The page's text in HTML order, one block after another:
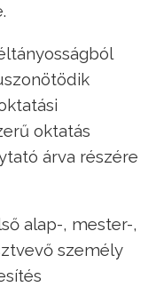
oktatás
árva részére
alap-, mester-,
személy